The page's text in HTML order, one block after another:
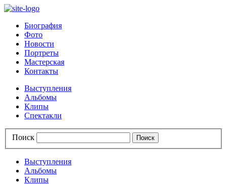
Биография
Фото
Новости
Портреты
Мастерская
Контакты
Выступления
Альбомы
Клипы
Спектакли
Поиск
Выступления
Альбомы
Клипы